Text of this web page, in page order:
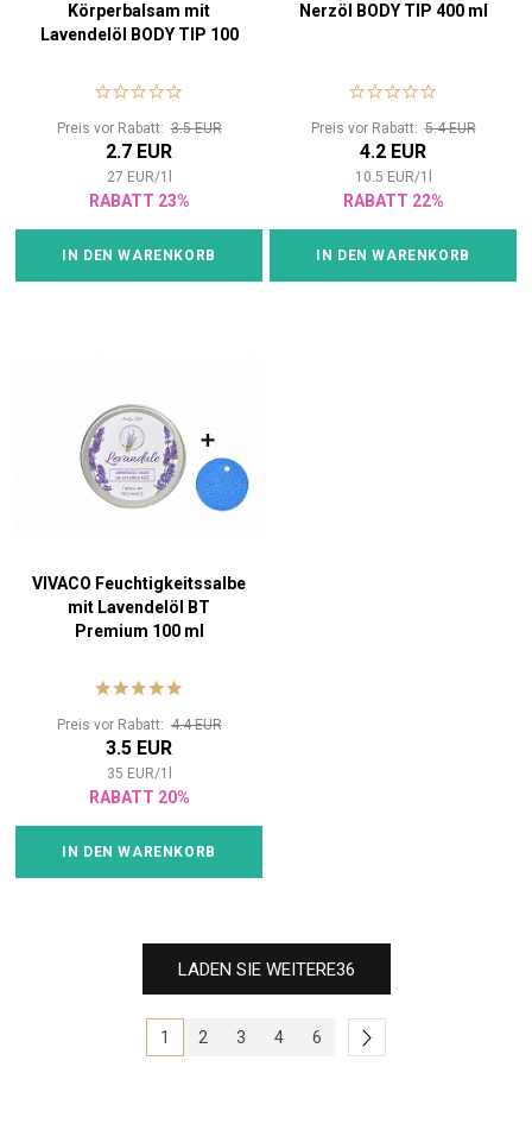
Körperbalsam mit
Lavendelöl BODY TIP 100
Preis vor Rabatt:3.5 EUR
2.7 EUR
27 EUR/1
RABATT 23%
IN DEN WARENKORB
Nerzöl BODY TIP 400 ml
Preis vor Rabatt:5.4 EUR
4.2 EUR
10.5 EUR/1
RABATT 22%
IN DEN WARENKORB
VIVACO Feuchtigkeitssalbe
mit Lavendelöl BT
Premium 100 ml
Preis vor Rabatt:4.4 EUR
3.5 EUR
35 EUR/1
RABATT 20%
IN DEN WARENKORB
LADEN SIE WEITERE36
1 2 3 4 6